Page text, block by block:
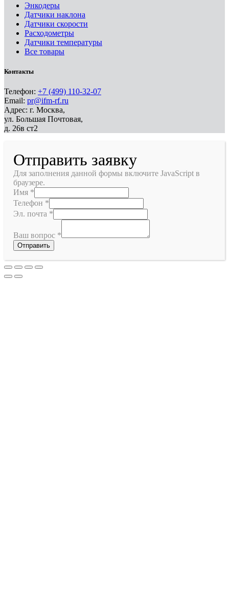
Энкодеры
Датчики наклона
Датчики скорости
Расходометры
Датчики температуры
Все товары
Контакты
Телефон: +7 (499) 110-32-07
Email: pr@ifm-rf.ru
Адрес: г. Москва,
ул. Большая Почтовая,
д. 26в ст2
Отправить заявку
Для заполнения данной формы включите JavaScript в
браузере.
Имя *
Телефон *
Эл. почта *
Ваш вопрос *
Отправить